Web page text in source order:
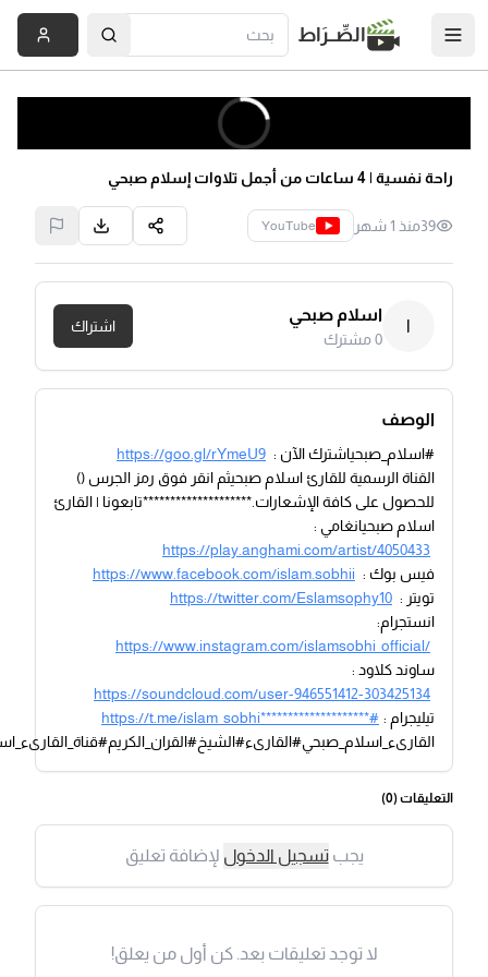
الصِّــرَاط
راحة نفسية | 4 ساعات من أجمل تلاوات إسلام صبحي
39منذ 1 شهر YouTube
ا
اسلام صبحي
0مشترك
اشتراك
الوصف
#اسلام_صبحياشترك الآن : https://goo.gl/rYmeU9
القناة الرسمية للقارئ اسلام صبحيثم انقر فوق رمز الجرس ()
للحصول على كافة الإشعارات.********************تابعونا | القارئ
اسلام صبحيانغامي :
https://play.anghami.com/artist/4050433
فيس بوك : https://www.facebook.com/islam.sobhii
تويتر : https://twitter.com/Eslamsophy10
انستجرام:
https://www.instagram.com/islamsobhi_official/
ساوند كلاود :
https://soundcloud.com/user-946551412-303425134
تيليجرام : https://t.me/islam_sobhi********************#
التعليقات (0
)
يجبتسجيل الدخول لإضافة تعليق
لا توجد تعليقات بعد. كن أول من يعلق!